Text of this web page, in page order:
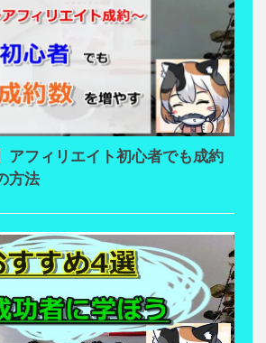
アフィリエイト初心者でも成約
方法